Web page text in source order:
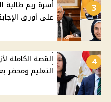
3
على أوراق
4
التعليم ومحضر